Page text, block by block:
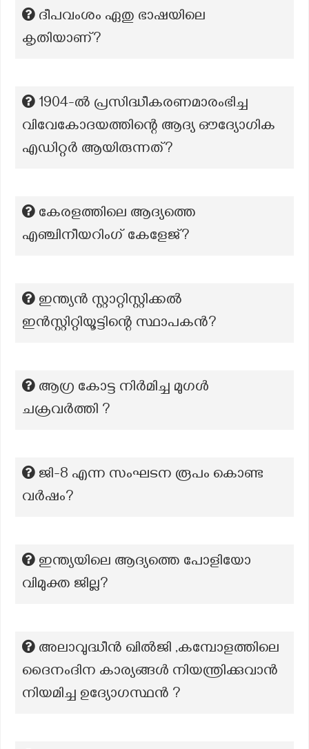
ദീപവംശം ഏതു ഭാഷയിലെ
കൃതിയാണ്?
1904-ൽ പ്രസിദ്ധീകരണമാരംഭിച്ച
വിവേകോദയത്തിന്റെ ആദ്യ ഔദ്യോഗിക
എഡിറ്റർ ആയിരുന്നത്?
കേരളത്തിലെ ആദ്യത്തെ
എഞ്ചിനീയറിംഗ് കേളേജ്?
ഇന്ത്യൻ സ്റ്റാറ്റിസ്റ്റിക്കൽ
ഇൻസ്റ്റിറ്റിയൂട്ടിന്റെ സ്ഥാപകൻ?
ആഗ്ര കോട്ട നിർമിച്ച മുഗൾ
ചക്രവർത്തി ?
ജി-8 എന്ന സംഘടന രൂപം കൊണ്ട
വർഷം?
ഇന്ത്യയിലെ ആദ്യത്തെ പോളിയോ
വിമുക്ത ജില്ല?
അലാവുദ്ധീൻ ഖിൽജി ,കമ്പോളത്തിലെ
ദൈനംദിന കാര്യങ്ങൾ നിയന്ത്രിക്കുവാൻ
നിയമിച്ച ഉദ്യോഗസ്ഥൻ ?